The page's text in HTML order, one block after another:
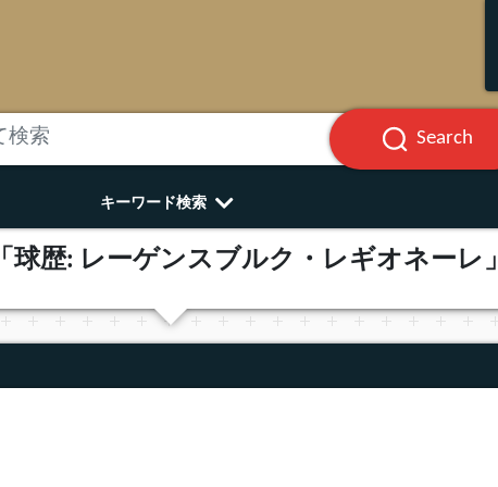
Search
キーワード検索
「球歴: レーゲンスブルク・レギオネーレ」